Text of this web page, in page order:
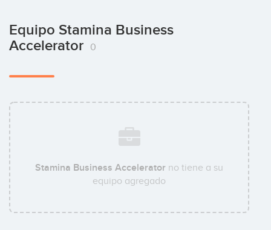
Equipo Stamina Business
Accelerator
0
Stamina Business Accelerator no tiene a su
equipo agregado